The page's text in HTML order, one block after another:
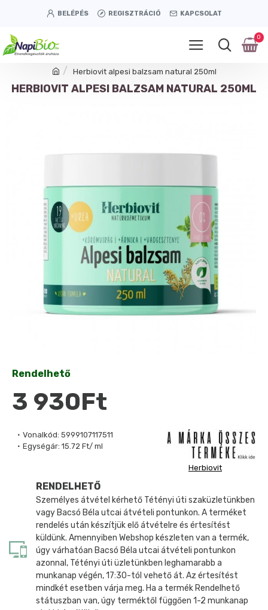
BELÉPÉS REGISZTRÁCIÓ KAPCSOLAT
0
Herbiovit alpesi balzsam natural 250ml
HERBIOVIT ALPESI BALZSAM NATURAL 250ML
Vonalkód: 5999107117511
Egységár: 15.72 Ft/ ml
Herbiovit
Rendelhető
3 930Ft
RENDELHETŐ
Személyes átvétel kérhető Tétényi úti szaküzletünkben
vagy Bacsó Béla utcai átvételi pontunkon. A terméket
rendelés után készítjük elő átvételre és értesítést
küldünk. Amennyiben Webshop készleten van a termék,
úgy várhatóan Bacsó Béla utcai átvételi pontunkon
azonnal, Tétényi úti üzletünkben leghamarabb a
munkanap végén, 17:30-tól vehető át. Az értesítést
mindkét esetben várja meg. Ha a termék Rendelhető
státuszban van, úgy terméktől függően 1-2 munkanap